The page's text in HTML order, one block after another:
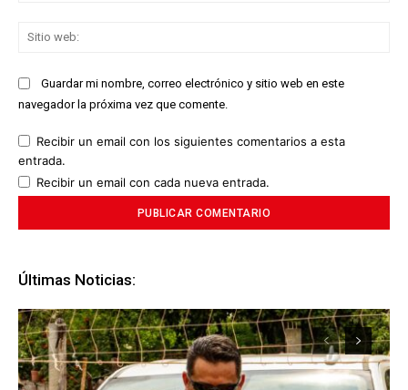
Guardar mi nombre, correo electrónico y sitio web en este
navegador la próxima vez que comente.
Recibir un email con los siguientes comentarios a esta
entrada.
Recibir un email con cada nueva entrada.
Últimas Noticias: